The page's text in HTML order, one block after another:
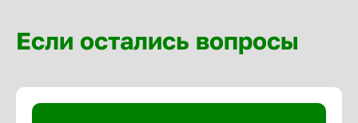
Если остались вопросы